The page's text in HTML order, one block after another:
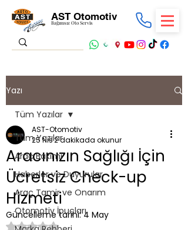
AST Otomotiv
Bağımsız Oto Servis
Yazı
Tüm Yazılar
Araç Bakımı
Haberler ve Duyurular
Araç Tamir ve Onarım
Otomotiv İpuçları
Tüm Yazılar
Aracınızın Sağlığı İçin
Ücretsiz Check-up
Hizmeti
AST-Otomotiv
25 Nis2 dakikada okunur
Güncelleme tarihi:4 May
5 üzerinden NaN yıldız